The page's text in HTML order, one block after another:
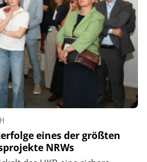
eines der größten
NRWs